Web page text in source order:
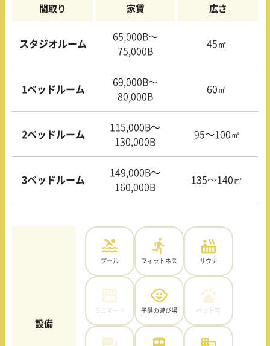
間取り 家賃 広さ
スタジオルーム
65,000B〜
75,000B
45㎡
1ベッドルーム
69,000B〜
80,000B
60㎡
2ベッドルーム
115,000B〜
130,000B
95〜100㎡
3ベッドルーム
149,000B〜
160,000B
135〜140㎡
設備
プール フィットネス サウナ
ミニマート 子供の遊び場 ペット可